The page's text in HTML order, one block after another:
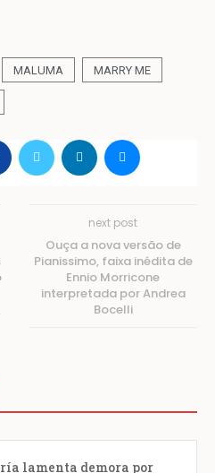
MALUMA MARRY ME
next post
Ouça a nova versão de
Pianissimo, faixa inédita de
Ennio Morricone
interpretada por Andrea
Bocelli
lamenta demora por